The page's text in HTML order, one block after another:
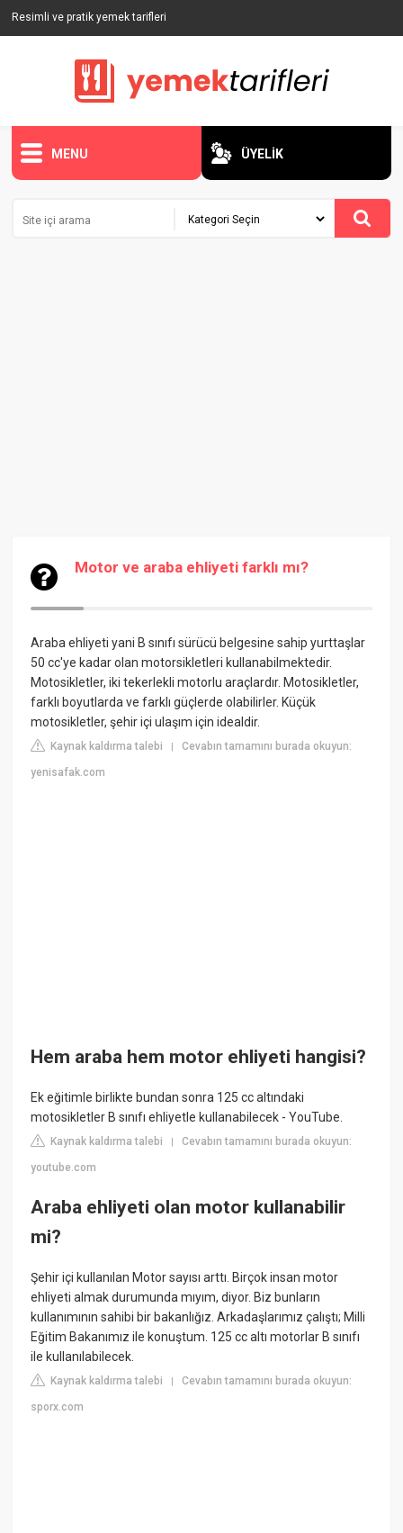
Resimli ve pratik yemek tarifleri
MENU ÜYELİK
Motor ve araba ehliyeti farklı mı?
Araba ehliyeti yani B sınıfı sürücü belgesine sahip yurttaşlar
50 cc'ye kadar olan motorsikletleri kullanabilmektedir.
Motosikletler, iki tekerlekli motorlu araçlardır. Motosikletler,
farklı boyutlarda ve farklı güçlerde olabilirler. Küçük
motosikletler, şehir içi ulaşım için idealdir.
Kaynak kaldırma talebi |Cevabın tamamını burada okuyun:
yenisafak.com
Hem araba hem motor ehliyeti hangisi?
Ek eğitimle birlikte bundan sonra 125 cc altındaki
motosikletler B sınıfı ehliyetle kullanabilecek - YouTube.
Kaynak kaldırma talebi |Cevabın tamamını burada okuyun:
youtube.com
Araba ehliyeti olan motor kullanabilir
mi?
Şehir içi kullanılan Motor sayısı arttı. Birçok insan motor
ehliyeti almak durumunda mıyım, diyor. Biz bunların
kullanımının sahibi bir bakanlığız. Arkadaşlarımız çalıştı; Milli
Eğitim Bakanımız ile konuştum. 125 cc altı motorlar B sınıfı
ile kullanılabilecek.
Kaynak kaldırma talebi |Cevabın tamamını burada okuyun:
sporx.com